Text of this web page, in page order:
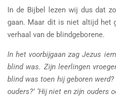
In de Bijbel lezen wij dus dat
gaan. Maar dit is niet altijd het
verhaal van de blindgeborene.
In het voorbijgaan zag Jezus
blind was. Zijn leerlingen
blind was toen hij geboren
ouders?’ ‘Hij niet en zijn ouders